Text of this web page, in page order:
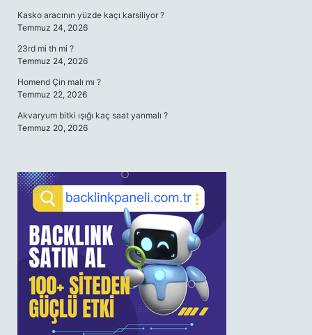
Kasko aracının yüzde kaçı karsiliyor ?
Temmuz 24, 2026
23rd mi th mi ?
Temmuz 24, 2026
Homend Çin malı mı ?
Temmuz 22, 2026
Akvaryum bitki ışığı kaç saat yanmalı ?
Temmuz 20, 2026